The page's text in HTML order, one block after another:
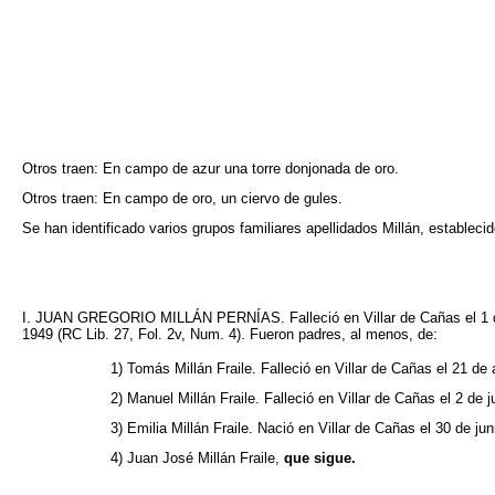
Otros traen: En campo de azur una torre donjonada de oro.
Otros traen: En campo de oro, un ciervo de gules.
Se han identificado varios grupos familiares apellidados Millán,
I. JUAN GREGORIO MILLÁN PERNÍAS. Falleció en Villar de Cañas el
1949 (RC Lib. 27, Fol. 2v, Num. 4). Fueron padres, al menos, de:
1) Tomás Millán Fraile. Falleció en Villar de Cañas el 21
2) Manuel Millán Fraile. Falleció en Villar de Cañas el 2 de
3) Emilia Millán Fraile. Nació en Villar de Cañas el 30 de
4) Juan José Millán Fraile, que sigue.